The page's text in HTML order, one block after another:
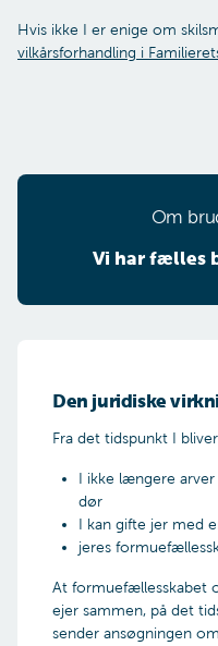
Hvis ikke I er enige om
vilkårsforhandling i
Om
Vi har fælles
Har I fælles
Nej
Den juridiske
Fra det tidspunkt I
I ikke længere
dør
I kan gifte jer med
jeres
At formuefællesskabet
ejer sammen, på det
sender ansøgningen